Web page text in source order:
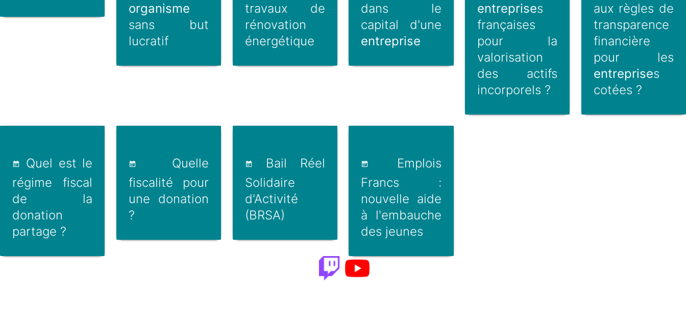
organisme
sans but
lucratif
travaux de
rénovation
énergétique
dans le
capital d'une
entreprise
entreprises
françaises
pour la
valorisation
des actifs
incorporels ?
aux règles de
transparence
financière
pour les
entreprises
cotées ?
Quel est le
régime fiscal
de la
donation
partage ?
Quelle
fiscalité pour
une donation
?
Bail Réel
Solidaire
d'Activité
(BRSA)
Emplois
Francs :
nouvelle aide
à l'embauche
des jeunes